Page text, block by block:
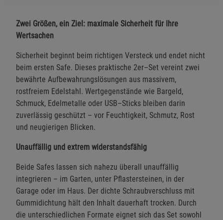
Zwei Größen, ein Ziel: maximale Sicherheit für Ihre
Wertsachen
Sicherheit beginnt beim richtigen Versteck und endet nicht
beim ersten Safe. Dieses praktische 2er–Set vereint zwei
bewährte Aufbewahrungslösungen aus massivem,
rostfreiem Edelstahl. Wertgegenstände wie Bargeld,
Schmuck, Edelmetalle oder USB–Sticks bleiben darin
zuverlässig geschützt – vor Feuchtigkeit, Schmutz, Rost
und neugierigen Blicken.
Unauffällig und extrem widerstandsfähig
Beide Safes lassen sich nahezu überall unauffällig
integrieren – im Garten, unter Pflastersteinen, in der
Garage oder im Haus. Der dichte Schraubverschluss mit
Gummidichtung hält den Inhalt dauerhaft trocken. Durch
die unterschiedlichen Formate eignet sich das Set sowohl